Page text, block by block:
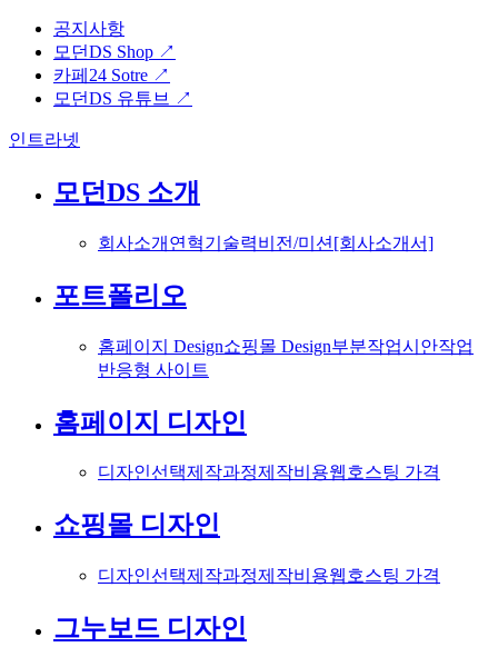
공지사항
모던DS Shop ↗
카페24 Sotre ↗
모던DS 유튜브 ↗
인트라넷
모던DS 소개
회사소개 연혁기술력비전/미션 [회사소개서]
포트폴리오
홈페이지 Design쇼핑몰 Design부분작업시안작업
반응형 사이트
홈페이지 디자인
디자인선택제작과정제작비용웹호스팅 가격
쇼핑몰 디자인
디자인선택제작과정제작비용웹호스팅 가격
그누보드 디자인